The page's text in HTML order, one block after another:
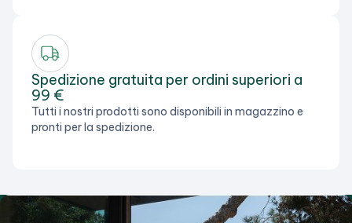
Spedizione gratuita per ordini superiori a
99 €
Tutti i nostri prodotti sono disponibili in magazzino e
pronti per la spedizione.